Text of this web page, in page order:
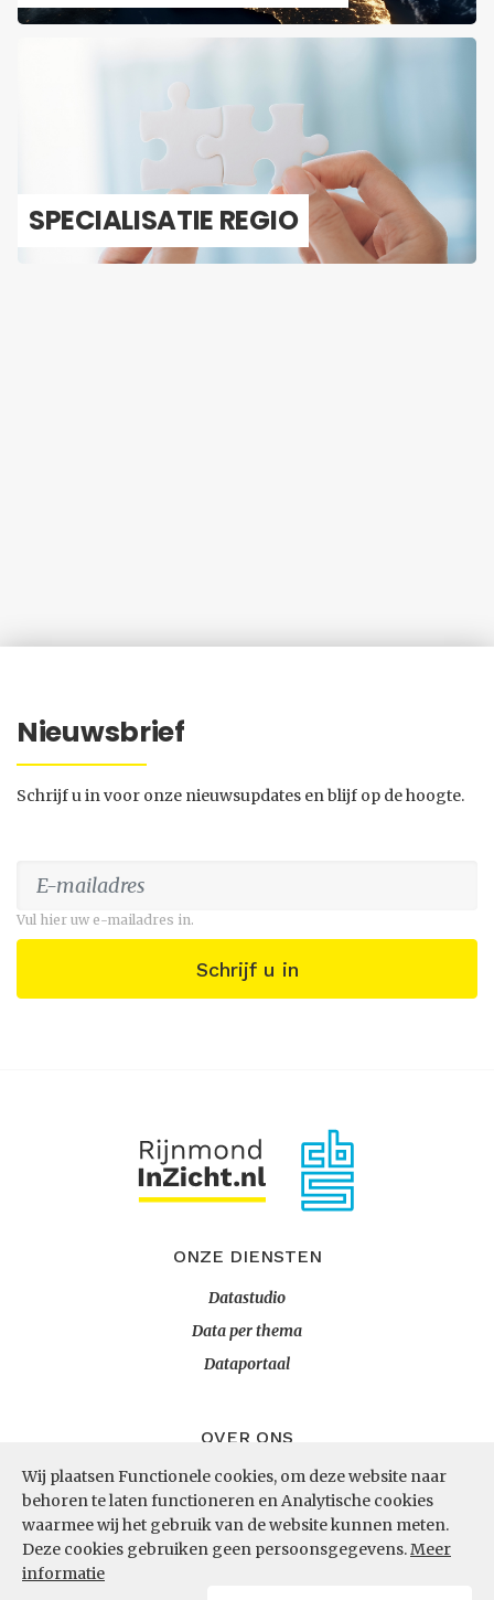
Wij plaatsen Functionele cookies, om deze website naar
behoren te laten functioneren en Analytische cookies
waarmee wij het gebruik van de website kunnen meten.
Deze cookies gebruiken geen persoonsgegevens.Meer
informatie
SPE­CI­A­LI­SA­TIE REGIO
Nieuwsbrief
Schrijf u in voor onze nieuwsupdates en blijf op de hoogte.
Vul hier uw e-mailadres in.
Schrijf u in
ONZE DIENSTEN
Datastudio
Data per thema
Dataportaal
OVER ONS
InZicht
Contact